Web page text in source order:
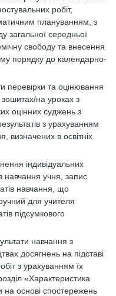
робіт,
плануванням, з
загальної середньої
свободу та внесення
порядку до календарно-
перевірки та оцінювання
зошитах/на уроках з
оцінних суджень з
з урахуванням
визначених в освітніх
індивідуальних
навчання учня, запис
навчання, що
для учителя
підсумкового
навчання з
досягнень на підставі
з урахуванням їх
«Характеристика
на основі спостережень